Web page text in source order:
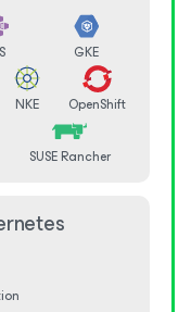
GKE
NKE OpenShift
SUSE Rancher